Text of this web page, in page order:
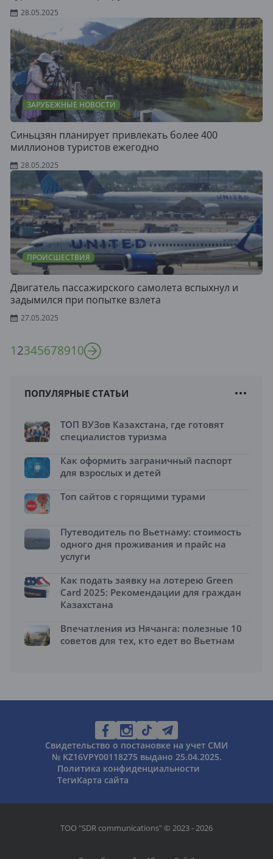
28.05.2025
ЗАРУБЕЖНЫЕ НОВОСТИ
Синьцзян планирует привлекать более 400
миллионов туристов ежегодно
28.05.2025
ПРОИСШЕСТВИЯ
Двигатель пассажирского самолета вспыхнул и
задымился при попытке взлета
27.05.2025
12345678910
ПОПУЛЯРНЫЕ СТАТЬИ
ТОП ВУЗов Казахстана, где готовят
специалистов туризма
Как оформить заграничный паспорт
для взрослых и детей
Топ сайтов с горящими турами
Путеводитель по Вьетнаму: стоимость
одного дня проживания и прайс на
услуги
Как подать заявку на лотерею Green
Card 2025: Рекомендации для граждан
Казахстана
Впечатления из Нячанга: полезные 10
советов для тех, кто едет во Вьетнам
Свидетельство о постановке на учет СМИ
№ KZ16VPY00118275 выдано 25.04.2025.
Политика конфиденциальности
ТегиКарта сайта
ТОО "SDR communications" © 2023 - 2026